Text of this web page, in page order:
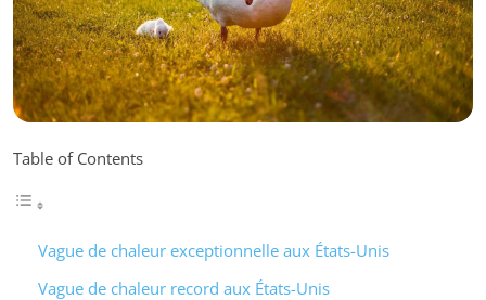
Table of Contents
Vague de chaleur exceptionnelle aux États-Unis
Vague de chaleur record aux États-Unis